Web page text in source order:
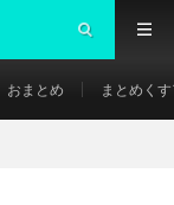
おまとめ まとめく